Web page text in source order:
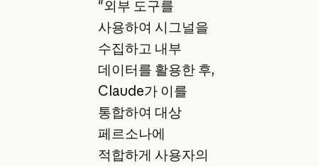
"외부 도구를
사용하여 시그널을
수집하고 내부
데이터를 활용한 후,
Claude가 이를
통합하여 대상
페르소나에
적합하게 사용자의